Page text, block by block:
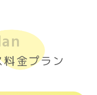
金プラン